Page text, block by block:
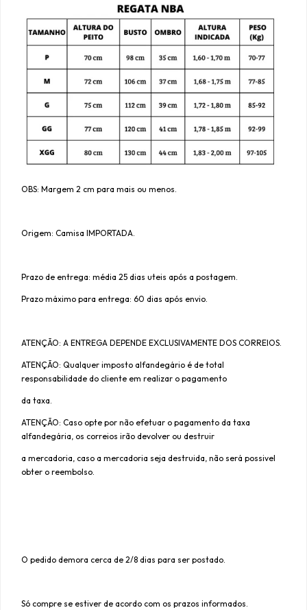
OBS: Margem 2 cm para mais ou menos.
Origem: Camisa IMPORTADA.
Prazo de entrega: média 25 dias uteis após a postagem.
Prazo máximo para entrega: 60 dias após envio.
ATENÇÃO: A ENTREGA DEPENDE EXCLUSIVAMENTE DOS CORREIOS.
ATENÇÃO: Qualquer imposto alfandegário é de total
responsabilidade do cliente em realizar o pagamento
da taxa.
ATENÇÃO: Caso opte por não efetuar o pagamento da taxa
alfandegária, os correios irão devolver ou destruir
a mercadoria, caso a mercadoria seja destruida, não será possivel
obter o reembolso.
O pedido demora cerca de 2/8 dias para ser postado.
Só compre se estiver de acordo com os prazos informados.